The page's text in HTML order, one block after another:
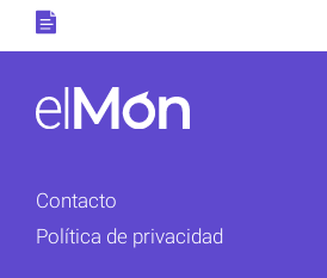
Contacto
Política de privacidad